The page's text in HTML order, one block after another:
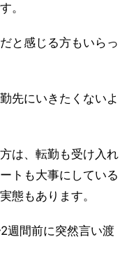
。
と感じる方もいらっ
先にいきたくないよ
は、転勤も受け入れ
トも大事にしている
態もあります。
週間前に突然言い渡